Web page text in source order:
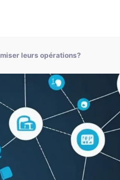
leurs opérations?